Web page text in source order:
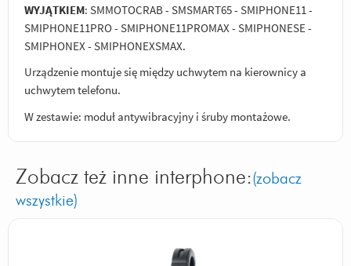
WYJĄTKIEM: SMMOTOCRAB - SMSMART65 - SMIPHONE11 -
SMIPHONE11PRO - SMIPHONE11PROMAX - SMIPHONESE -
SMIPHONEX - SMIPHONEXSMAX.
Urządzenie montuje się między uchwytem na kierownicy a
uchwytem telefonu.
W zestawie: moduł antywibracyjny i śruby montażowe.
Zobacz też inne interphone:(zobacz
wszystkie)